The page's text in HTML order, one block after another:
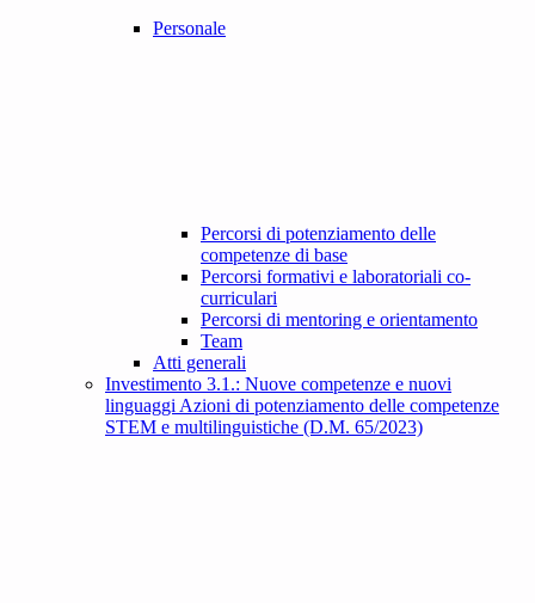
Personale
Percorsi di potenziamento delle
competenze di base
Percorsi formativi e laboratoriali co-
curriculari
Percorsi di mentoring e orientamento
Team
Atti generali
Investimento 3.1.: Nuove competenze e nuovi
linguaggi Azioni di potenziamento delle competenze
STEM e multilinguistiche (D.M. 65/2023)